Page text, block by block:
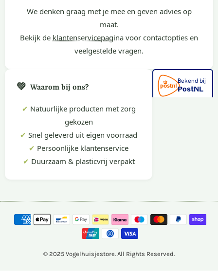
We denken graag met je mee en geven advies op
maat.
Bekijk de klantenservicepagina voor contactopties en
veelgestelde vragen.
💚 Waarom bij ons?
✔ Natuurlijke producten met zorg
gekozen
✔ Snel geleverd uit eigen voorraad
✔ Persoonlijke klantenservice
✔ Duurzaam & plasticvrij verpakt
© 2025 Vogelhuisjestore. All Rights Reserved.